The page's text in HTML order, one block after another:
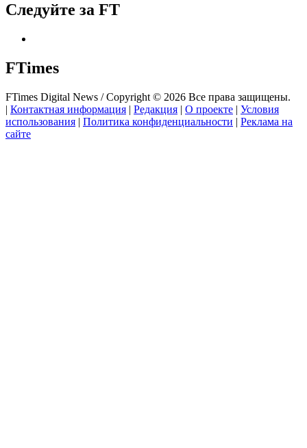
Следуйте за FT
FTimes
FTimes Digital News / Copyright © 2026 Все права защищены.
| Контактная информация | Редакция | О проекте | Условия
использования | Политика конфиденциальности | Реклама на
сайте